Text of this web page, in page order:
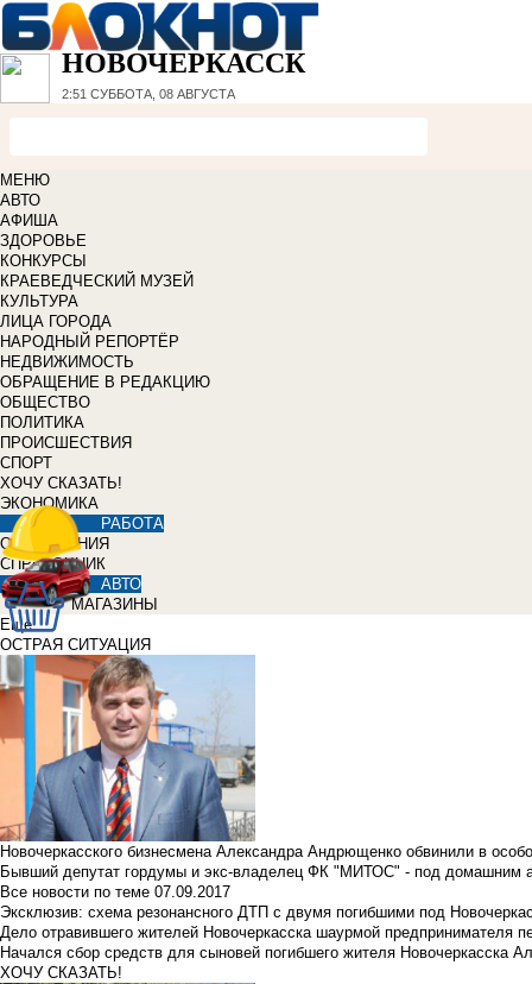
НОВОЧЕРКАССК
2:51 СУББОТА, 08 АВГУСТА
МЕНЮ
АВТО
АФИША
ЗДОРОВЬЕ
КОНКУРСЫ
КРАЕВЕДЧЕСКИЙ МУЗЕЙ
КУЛЬТУРА
ЛИЦА ГОРОДА
НАРОДНЫЙ РЕПОРТЁР
НЕДВИЖИМОСТЬ
ОБРАЩЕНИЕ В РЕДАКЦИЮ
ОБЩЕСТВО
ПОЛИТИКА
ПРОИСШЕСТВИЯ
СПОРТ
ХОЧУ СКАЗАТЬ!
ЭКОНОМИКА
РАБОТА
ОБЪЯВЛЕНИЯ
СПРАВОЧНИК
АВТО
МАГАЗИНЫ
Еще
ОСТРАЯ СИТУАЦИЯ
Новочеркасского бизнесмена Александра Андрющенко обвинили в
Бывший депутат гордумы и экс-владелец ФК "МИТОС" - под домашним
Все новости по теме 07.09.2017
Эксклюзив: схема резонансного ДТП с двумя погибшими под
Дело отравившего жителей Новочеркасска шаурмой предпринимателя
Начался сбор средств для сыновей погибшего жителя Новочеркасска
ХОЧУ СКАЗАТЬ!